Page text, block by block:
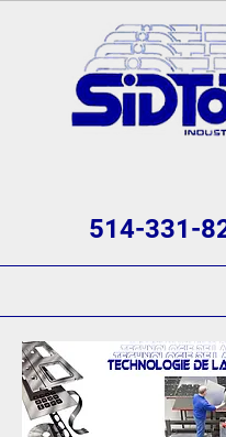
514-331-